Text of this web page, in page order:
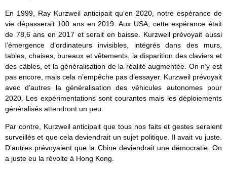
En 1999, Ray Kurzweil anticipait qu’en 2020, notre espérance de
vie dépasserait 100 ans en 2019. Aux USA, cette espérance était
de 78,6 ans en 2017 et serait en baisse. Kurzweil prévoyait aussi
l’émergence d’ordinateurs invisibles, intégrés dans des murs,
tables, chaises, bureaux et vêtements, la disparition des claviers et
des câbles, et la généralisation de la réalité augmentée. On n’y est
pas encore, mais cela n’empêche pas d’essayer. Kurzweil prévoyait
avec d’autres la généralisation des véhicules autonomes pour
2020. Les expérimentations sont courantes mais les déploiements
généralisés attendront un peu.
Par contre, Kurzweil anticipait que tous nos faits et gestes seraient
surveillés et que cela deviendrait un sujet politique. Il avait vu juste.
D’autres prévoyaient que la Chine deviendrait une démocratie. On
a juste eu la révolte à Hong Kong.